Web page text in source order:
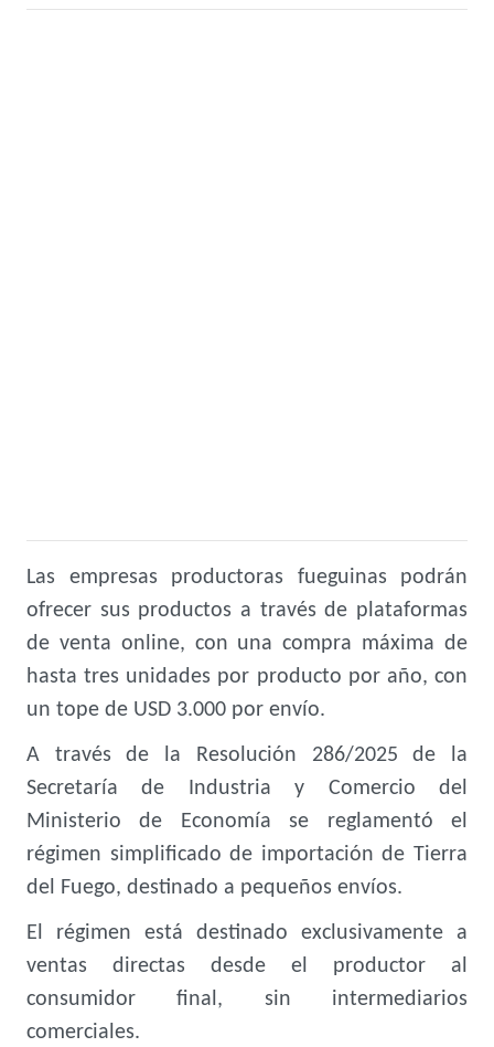
Las empresas productoras fueguinas podrán
ofrecer sus productos a través de plataformas
de venta online, con una compra máxima de
hasta tres unidades por producto por año, con
un tope de USD 3.000 por envío.
A través de la Resolución 286/2025 de la
Secretaría de Industria y Comercio del
Ministerio de Economía se reglamentó el
régimen simplificado de importación de Tierra
del Fuego, destinado a pequeños envíos.
El régimen está destinado exclusivamente a
ventas directas desde el productor al
consumidor final, sin intermediarios
comerciales.